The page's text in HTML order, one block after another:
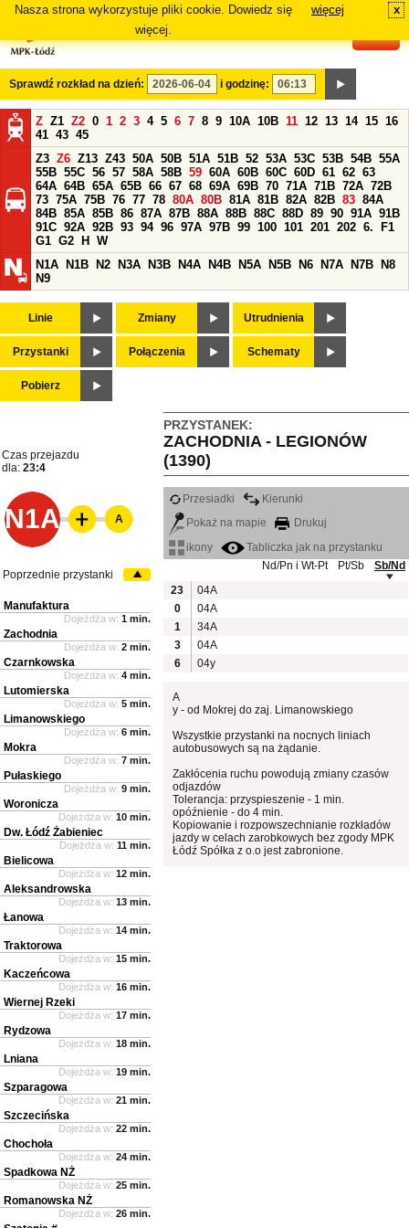
Nasza strona wykorzystuje pliki cookie. Dowiedz się
więcej.
więcej x
Sprawdź rozkład na dzień: i godzinę:
Z Z1 Z2 0 1 2 3 4 5 6 7 8 9 10A 10B 11 12 13 14 15 16
41 43 45
Z3 Z6 Z13 Z43 50A 50B 51A 51B 52 53A 53C 53B 54B 55A
55B 55C 56 57 58A 58B 59 60A 60B 60C 60D 61 62 63
64A 64B 65A 65B 66 67 68 69A 69B 70 71A 71B 72A 72B
73 75A 75B 76 77 78 80A 80B 81A 81B 82A 82B 83 84A
84B 85A 85B 86 87A 87B 88A 88B 88C 88D 89 90 91A 91B
91C 92A 92B 93 94 96 97A 97B 99 100 101 201 202 6.
F1
G1 G2 H
W
N1A
N1B N2 N3A N3B N4A N4B N5A N5B N6 N7A N7B
N8
N9
Linie Zmiany Utrudnienia
Przystanki Połączenia Schematy
Pobierz
PRZYSTANEK:
ZACHODNIA - LEGIONÓW
(1390)
Czas przejazdu
dla: 23:4
N1A
Przesiadki
Kierunki
Pokaż na mapie
Drukuj
ikony
Tabliczka jak na przystanku
Nd/Pn i Wt-Pt
Pt/Sb
Sb/Nd
23
04A
0
04A
1
34A
3
04A
6
04y
A
y - od Mokrej do zaj. Limanowskiego
Wszystkie przystanki na nocnych liniach
autobusowych są na żądanie.
Zakłócenia ruchu powodują zmiany czasów
odjazdów
Tolerancja: przyspieszenie - 1 min.
opóźnienie - do 4 min.
Kopiowanie i rozpowszechnianie rozkładów
jazdy w celach zarobkowych bez zgody MPK
Łódź Spółka z o.o jest zabronione.
A
Poprzednie przystanki
Manufaktura
Dojeżdża w: 1 min.
Zachodnia
Dojeżdża w: 2 min.
Czarnkowska
Dojeżdża w: 4 min.
Lutomierska
Dojeżdża w: 5 min.
Limanowskiego
Dojeżdża w: 6 min.
Mokra
Dojeżdża w: 7 min.
Pułaskiego
Dojeżdża w: 9 min.
Woronicza
Dojeżdża w: 10 min.
Dw. Łódź Żabieniec
Dojeżdża w: 11 min.
Bielicowa
Dojeżdża w: 12 min.
Aleksandrowska
Dojeżdża w: 13 min.
Łanowa
Dojeżdża w: 14 min.
Traktorowa
Dojeżdża w: 15 min.
Kaczeńcowa
Dojeżdża w: 16 min.
Wiernej Rzeki
Dojeżdża w: 17 min.
Rydzowa
Dojeżdża w: 18 min.
Lniana
Dojeżdża w: 19 min.
Szparagowa
Dojeżdża w: 21 min.
Szczecińska
Dojeżdża w: 22 min.
Chochoła
Dojeżdża w: 24 min.
Spadkowa NŻ
Dojeżdża w: 25 min.
Romanowska NŻ
Dojeżdża w: 26 min.